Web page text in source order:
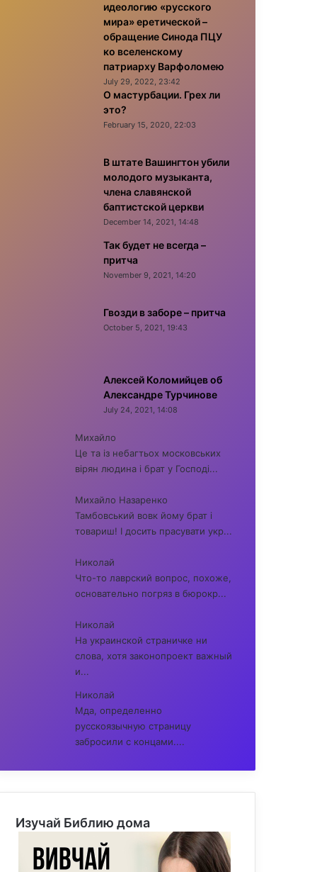
идеологию «русского
мира» еретической –
обращение Синода ПЦУ
ко вселенскому
патриарху Варфоломею
July 29, 2022, 23:42
О мастурбации. Грех ли
это?
February 15, 2020, 22:03
В штате Вашингтон убили
молодого музыканта,
члена славянской
баптистской церкви
December 14, 2021, 14:48
Так будет не всегда –
притча
November 9, 2021, 14:20
Гвозди в заборе – притча
October 5, 2021, 19:43
Алексей Коломийцев об
Александре Турчинове
July 24, 2021, 14:08
Михайло
Це та із небагтьох московських
вірян людина і брат у Господі...
Михайло Назаренко
Тамбовський вовк йому брат і
товариш! І досить прасувати укр...
Николай
Что-то лаврский вопрос, похоже,
основательно погряз в бюрокр...
Николай
На украинской страничке ни
слова, хотя законопроект важный
и...
Николай
Мда, определенно
русскоязычную страницу
забросили с концами....
Изучай Библию дома